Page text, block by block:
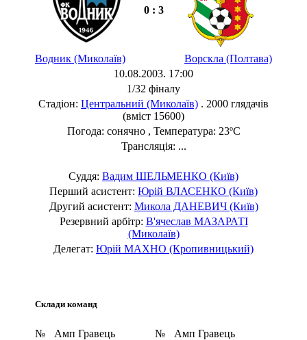
0 : 3
Водник (Миколаїв)
Ворскла (Полтава)
10.08.2003. 17:00
1/32 фіналу
Стадіон: Центральний (Миколаїв) . 2000 глядачів
(вміст 15600)
Погода: сонячно , Температура: 23ºC
Трансляція: ...
Суддя: Вадим ШЕЛЬМЕНКО (Київ)
Перший асистент: Юрій ВЛАСЕНКО (Київ)
Другий асистент: Микола ДАНЕВИЧ (Київ)
Резервний арбітр: В'ячеслав МАЗАРАТІ
(Миколаїв)
Делегат: Юрій МАХНО (Кропивницький)
Склади команд
№ Амп Гравець № Амп Гравець